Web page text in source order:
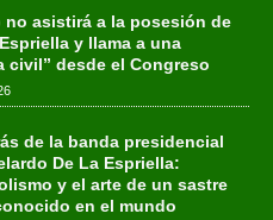
no asistirá a la posesión de
y llama a una
civil” desde el Congreso
de la banda presidencial
De La Espriella:
y el arte de un sastre
en el mundo